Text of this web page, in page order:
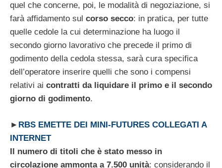
quel che concerne, poi, le modalità di negoziazione, si
farà affidamento sul corso secco: in pratica, per tutte
quelle cedole la cui determinazione ha luogo il
secondo giorno lavorativo che precede il primo di
godimento della cedola stessa, sarà cura specifica
dell’operatore inserire quelli che sono i compensi
relativi ai contratti da liquidare il primo e il secondo
giorno di godimento.
► RBS EMETTE DEI MINI-FUTURES COLLEGATI A
INTERNET
Il numero di titoli che è stato messo in
circolazione ammonta a 7.500 unità: considerando il